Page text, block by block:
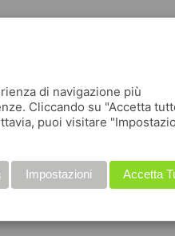
di navigazione più
Cliccando su "Accetta
puoi visitare
Accetta
Impostazioni